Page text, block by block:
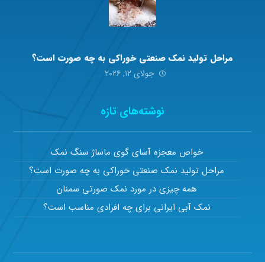
مراحل تولید نمک صنعتی خوراکی به چه صورت است؟
جولای ۱۲, ۲۰۲۶
نوشته‌های تازه
خواص معجزه آسای گوی ماساژ سنگ نمک
مراحل تولید نمک صنعتی خوراکی به چه صورت است؟
همه چیزی در مورد نمک صورتی سمنان
نمک آبی ایرانی برای چه افرادی مناسب است؟